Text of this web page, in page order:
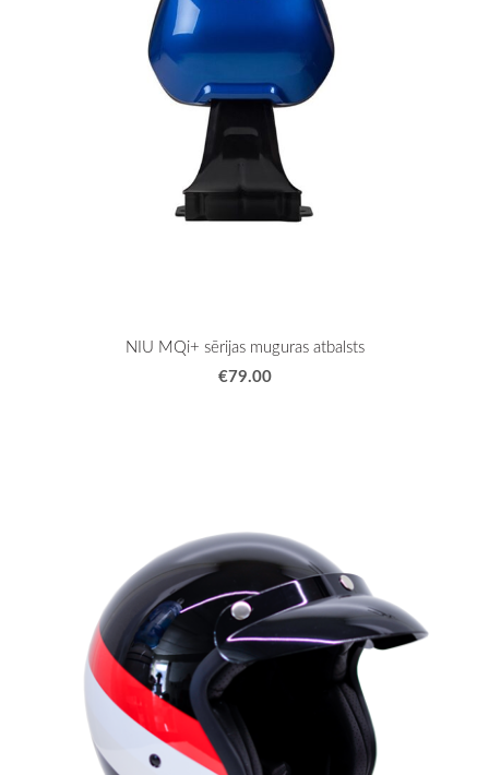
NIU MQi+ sērijas muguras atbalsts
€79.00